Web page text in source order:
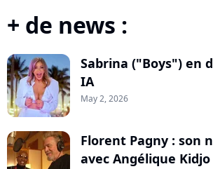
+ de news :
Sabrina ("Boys") en
IA
May 2, 2026
Florent Pagny : son
avec Angélique Kidjo